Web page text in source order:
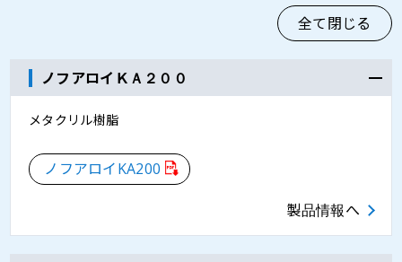
透過制御
摺動性
耐衝撃性
全て閉じる
ノフアロイＫＡ２００
メタクリル樹脂
ノフアロイKA200
製品情報へ